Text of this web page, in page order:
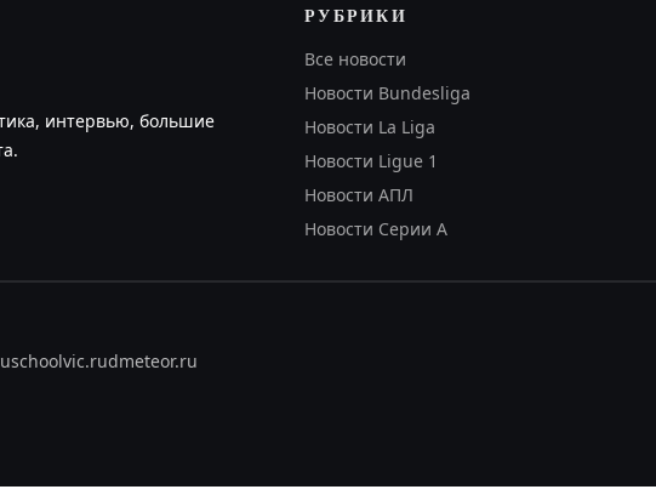
интервью, большие
РУБРИКИ
Все новости
Новости Bundesliga
Новости La Liga
Новости Ligue 1
Новости АПЛ
Новости Серии А
schoolvic.rudmeteor.ru